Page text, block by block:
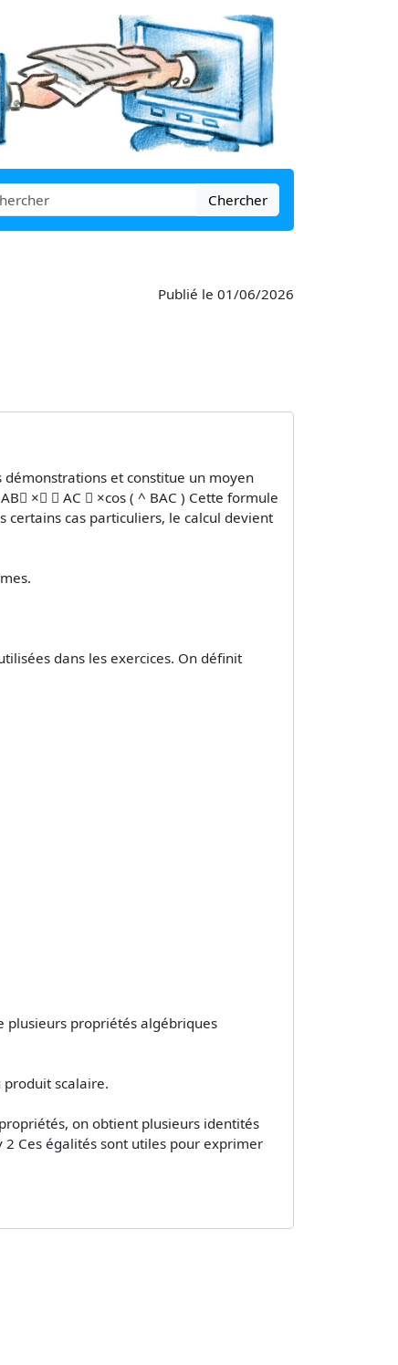
Chercher
Publié le 01/06/2026
et constitue un moyen
×∥ ⃗ AC ∥ ×cos ⁡( ^ BAC ) Cette formule
certains cas particuliers, le calcul devient
dans les exercices. On définit
plusieurs propriétés algébriques
scalaire.
on obtient plusieurs identités
égalités sont utiles pour exprimer